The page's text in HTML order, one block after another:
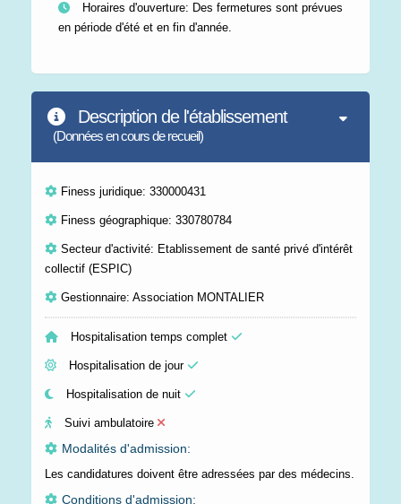
Horaires d'ouverture: Des fermetures sont prévues
en période d'été et en fin d'année.
Description de l'établissement
(Données en cours de recueil)
Finess juridique: 330000431
Finess géographique: 330780784
Secteur d'activité: Etablissement de santé privé d'intérêt
collectif (ESPIC)
Gestionnaire: Association MONTALIER
Hospitalisation temps complet
Hospitalisation de jour
Hospitalisation de nuit
Suivi ambulatoire
Modalités d'admission:
Les candidatures doivent être adressées par des médecins.
Conditions d'admission: